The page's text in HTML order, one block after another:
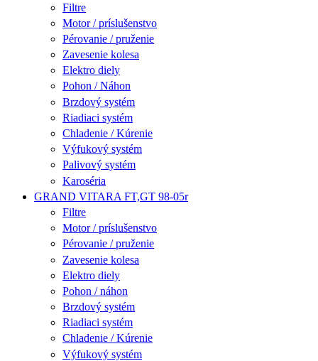
Filtre
Motor / príslušenstvo
Pérovanie / pruženie
Zavesenie kolesa
Elektro diely
Pohon / Náhon
Brzdový systém
Riadiaci systém
Chladenie / Kúrenie
Výfukový systém
Palivový systém
Karoséria
GRAND VITARA FT,GT 98-05r
Filtre
Motor / príslušenstvo
Pérovanie / pruženie
Zavesenie kolesa
Elektro diely
Pohon / náhon
Brzdový systém
Riadiaci systém
Chladenie / Kúrenie
Výfukový systém